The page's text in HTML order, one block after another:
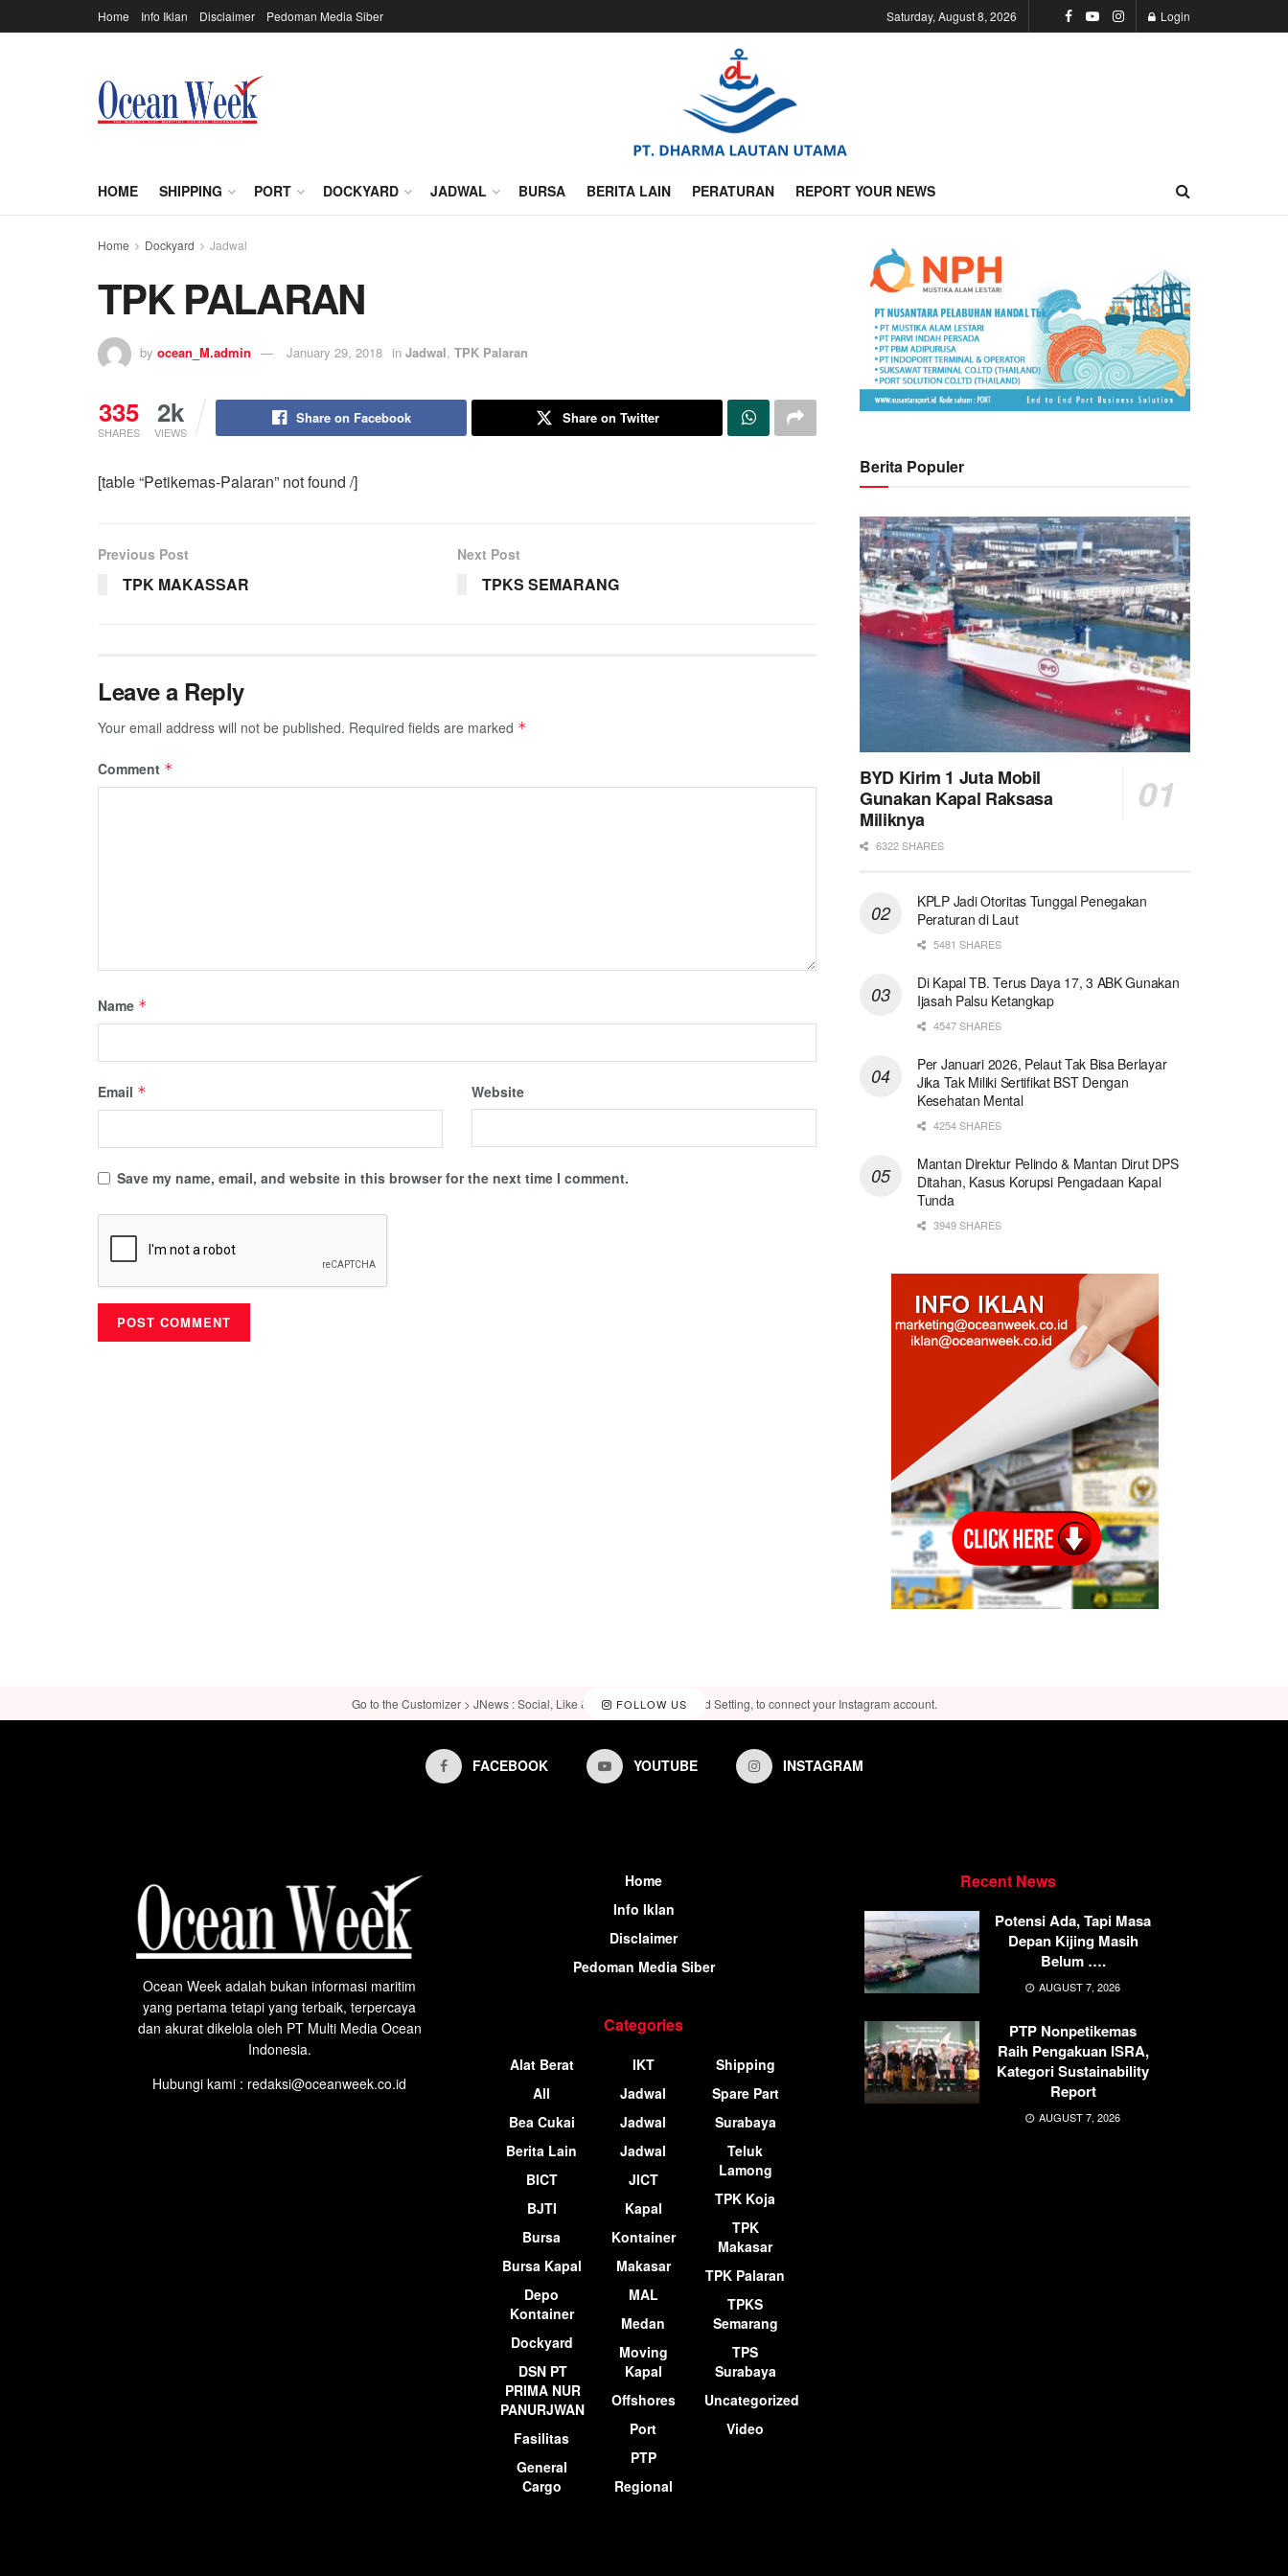
Home Info Iklan Disclaimer Pedoman Media Siber Saturday, August 8, 2026 Login
HOME SHIPPING PORT DOCKYARD JADWAL BURSA BERITA LAIN PERATURAN REPORT YOUR NEWS
Home Dockyard Jadwal
TPK PALARAN
by ocean_M.admin January 29, 2018 in Jadwal, TPK Palaran
335
SHARES
2k
VIEWS
Share on Facebook Share on Twitter
[table “Petikemas-Palaran” not found /]
Previous Post
TPK MAKASSAR
Next Post
TPKS SEMARANG
Leave a Reply
Your email address will not be published. Required fields are marked *
Comment *
Name *
Email * Website
Save my name, email, and website in this browser for the next time I comment.
Berita Populer
BYD Kirim 1 Juta Mobil
Gunakan Kapal Raksasa
Miliknya
6322 SHARES
KPLP Jadi Otoritas Tunggal Penegakan
Peraturan di Laut
5481 SHARES
Di Kapal TB. Terus Daya 17, 3 ABK Gunakan
Ijasah Palsu Ketangkap
4547 SHARES
Per Januari 2026, Pelaut Tak Bisa Berlayar
Jika Tak Miliki Sertifikat BST Dengan
Kesehatan Mental
4254 SHARES
Mantan Direktur Pelindo & Mantan Dirut DPS
Ditahan, Kasus Korupsi Pengadaan Kapal
Tunda
3949 SHARES
FOLLOW US
Go to the Customizer > JNews : Social, Like & View > Instagram Feed Setting, to connect your Instagram account.
FACEBOOK YOUTUBE INSTAGRAM
Ocean Week adalah bukan informasi maritim
yang pertama tetapi yang terbaik, terpercaya
dan akurat dikelola oleh PT Multi Media Ocean
Indonesia.
Hubungi kami : redaksi@oceanweek.co.id
Home
Info Iklan
Disclaimer
Pedoman Media Siber
Categories
Alat Berat
All
Bea Cukai
Berita Lain
BICT
BJTI
Bursa
Bursa Kapal
Depo
Kontainer
Dockyard
DSN PT
PRIMA NUR
PANURJWAN
Fasilitas
General
Cargo
IKT
Jadwal
Jadwal
Jadwal
JICT
Kapal
Kontainer
Makasar
MAL
Medan
Moving
Kapal
Offshores
Port
PTP
Regional
Shipping
Spare Part
Surabaya
Teluk
Lamong
TPK Koja
TPK
Makasar
TPK Palaran
TPKS
Semarang
TPS
Surabaya
Uncategorized
Video
Recent News
Potensi Ada, Tapi Masa
Depan Kijing Masih
Belum ….
AUGUST 7, 2026
PTP Nonpetikemas
Raih Pengakuan ISRA,
Kategori Sustainability
Report
AUGUST 7, 2026